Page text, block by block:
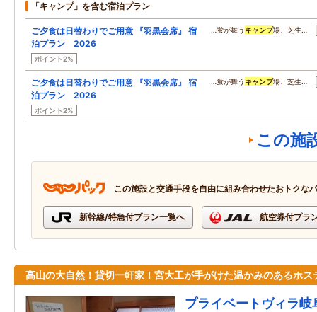
「キャンプ」を含む宿泊プラン
ご夕食は日替わりでご用意 『羽黒会席』 宿
泊プラン 2026
ポイント2%
…蛍が舞う キャンプ場、芝生…
ご夕食は日替わりでご用意 『羽黒会席』 宿
泊プラン 2026
ポイント2%
…蛍が舞う キャンプ場、芝生…
この施
この施設と交通手段を自由に組み合わせたおトクな
新幹線/特急付プラン一覧へ 航空券付プラ
高山の大自然！貸切一軒家！宮大工が手がけた温かみのあるホス
プライベートヴィラ岐